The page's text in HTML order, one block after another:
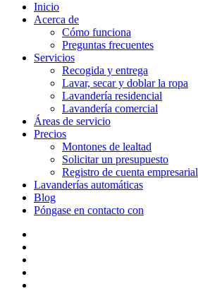
Inicio
Acerca de
Cómo funciona
Preguntas frecuentes
Servicios
Recogida y entrega
Lavar, secar y doblar la ropa
Lavandería residencial
Lavandería comercial
Áreas de servicio
Precios
Montones de lealtad
Solicitar un presupuesto
Registro de cuenta empresarial
Lavanderías automáticas
Blog
Póngase en contacto con